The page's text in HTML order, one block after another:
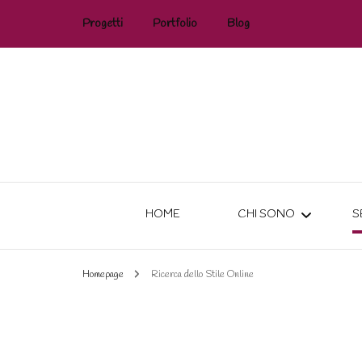
Progetti Portfolio Blog
HOME CHI SONO
Homepage Ricerca dello Stile Online